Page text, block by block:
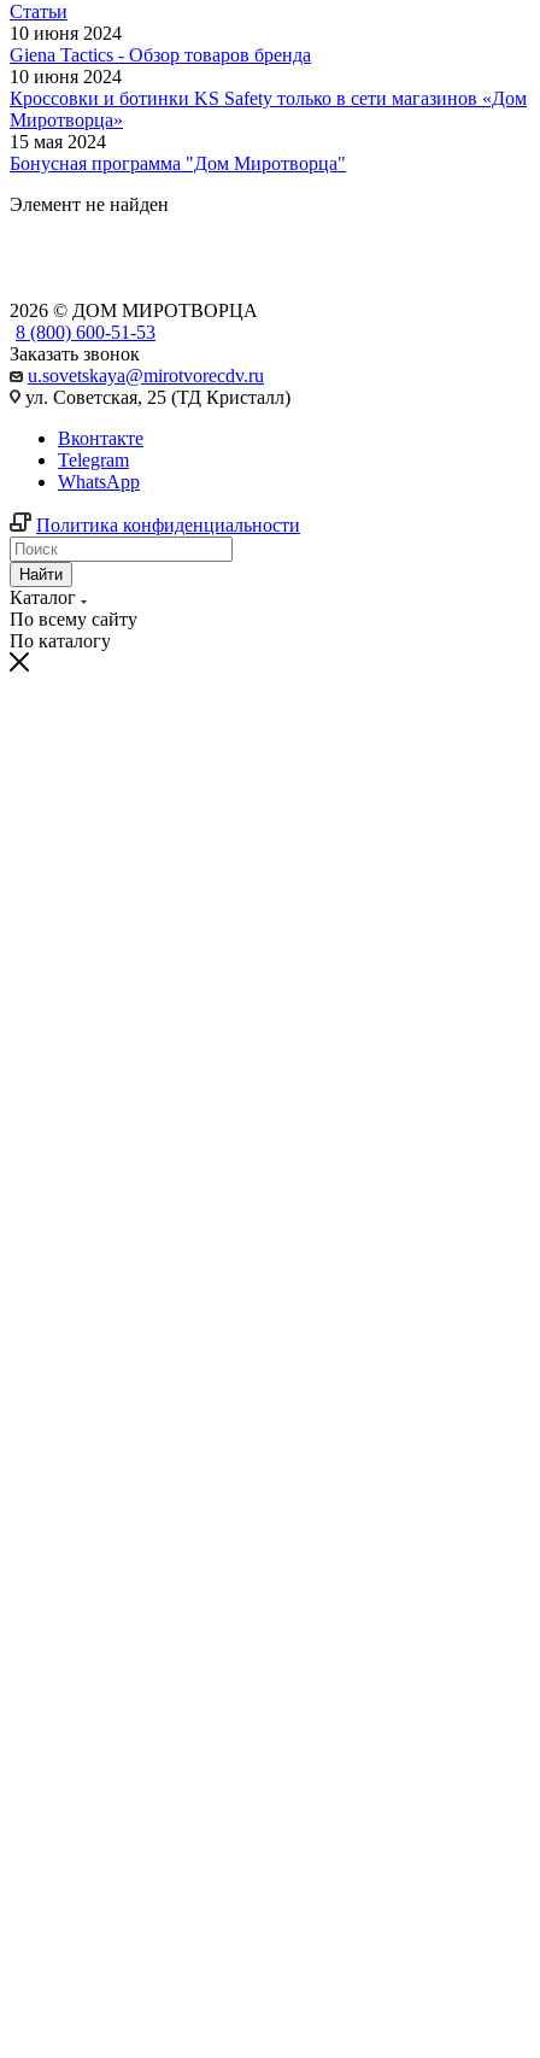
Статьи
10 июня 2024
Giena Tactics - Обзор товаров бренда
10 июня 2024
Кроссовки и ботинки KS Safety только в сети магазинов «Дом
Миротворца»
15 мая 2024
Бонусная программа "Дом Миротворца"
Элемент не найден
2026 © ДОМ МИРОТВОРЦА
8 (800) 600-51-53
Заказать звонок
u.sovetskaya@mirotvorecdv.ru
ул. Советская, 25 (ТД Кристалл)
Вконтакте
Telegram
WhatsApp
Политика конфиденциальности
Найти
Каталог
По всему сайту
По каталогу